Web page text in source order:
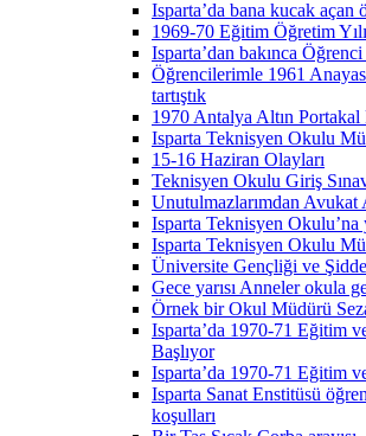
Isparta’da bana kucak açan
1969-70 Eğitim Öğretim
Isparta’dan bakınca
Öğrencilerimle 1961
tartıştık
1970 Antalya Altın
Isparta Teknisyen Okulu
15-16 Haziran Olayları
Teknisyen Okulu Giriş
Unutulmazlarımdan Avukat
Isparta Teknisyen
Isparta Teknisyen Okulu
Üniversite Gençliği ve
Gece yarısı Anneler okula
Örnek bir Okul Müdürü
Isparta’da 1970-71 Eğitim
Başlıyor
Isparta’da 1970-71 Eğitim
Isparta Sanat Enstitüsü
koşulları